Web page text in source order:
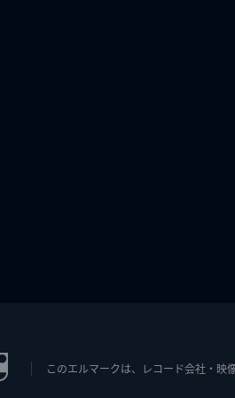
このエルマークは、レコード会社・映